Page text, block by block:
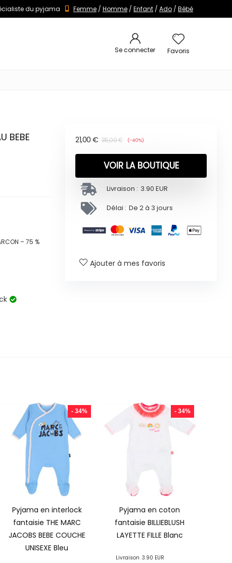
du pyjama Femme / Homme / Enfant / Ado / Bébé
Se connecter Favoris
BEBE
– 75 %
35,00€
21,00 € (-40%)
VOIR LA BOUTIQUE
Livraison : 3.90 EUR
Délai : De 2 à 3 jours
Ajouter à mes favoris
- 34%
Pyjama en interlock
fantaisie THE MARC
JACOBS BEBE COUCHE
UNISEXE Bleu
- 34%
Pyjama en coton
fantaisie BILLIEBLUSH
LAYETTE FILLE Blanc
Livraison 3.90 EUR